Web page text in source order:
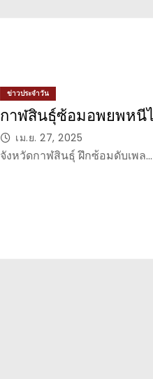
ข่าวประจำวัน
กาฬสินธุ์ซ้อมอพยพหนี
เม.ย. 27, 2025
จังหวัดกาฬสินธุ์ ฝึกซ้อมดับเพล…